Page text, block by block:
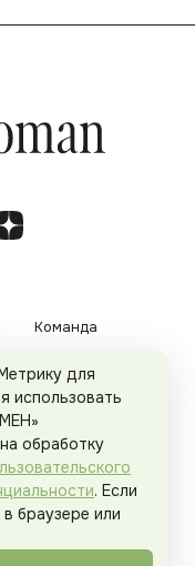
Команда
защищены.
для
использовать
обработку
. Если
браузере или